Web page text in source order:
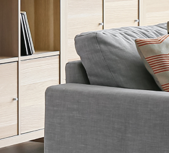
空き家管理サービス
LINK